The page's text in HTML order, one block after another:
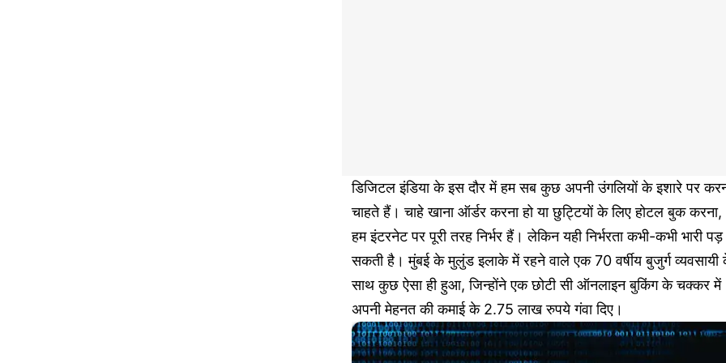
डिजिटल इंडिया के इस दौर में हम सब कुछ अपनी उंगलियों के इशारे पर
चाहते हैं। चाहे खाना ऑर्डर करना हो या छुट्टियों के लिए होटल बुक करना,
हम इंटरनेट पर पूरी तरह निर्भर हैं। लेकिन यही निर्भरता कभी-कभी भारी पड़
सकती है। मुंबई के मुलुंड इलाके में रहने वाले एक 70 वर्षीय बुजुर्ग व्यवसायी
साथ कुछ ऐसा ही हुआ, जिन्होंने एक छोटी सी ऑनलाइन बुकिंग के चक्कर में
अपनी मेहनत की कमाई के 2.75 लाख रुपये गंवा दिए।